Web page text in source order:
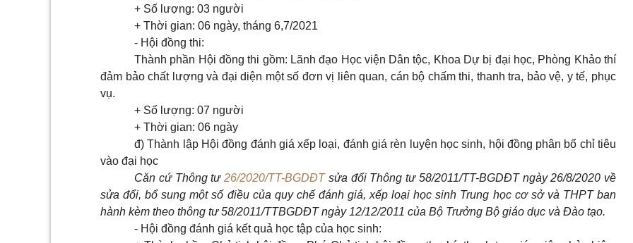
+ Số lượng: 03 người
+ Thời gian: 06 ngày, tháng 6,7/2021
- Hội đồng thi:
Thành phần Hội đồng thi gồm: Lãnh đạo Học viện Dân tộc, Khoa Dự bị đại học, Phòng Khảo thí
đảm bảo chất lượng và đại diện một số đơn vị liên quan, cán bộ chấm thi, thanh tra, bảo vệ, y tế, phục
vụ.
+ Số lượng: 07 người
+ Thời gian: 06 ngày
đ) Thành lập Hội đồng đánh giá xếp loại, đánh giá rèn luyện học sinh, hội đồng phân bổ chỉ tiêu
vào đại học
Căn cứ Thông tư 26/2020/TT-BGDĐTsửa đổi Thông tư 58/2011/TT-BGDĐT ngày 26/8/2020 về
sửa đổi, bổ sung một số điều của quy chế đánh giá, xếploại học sinh Trung học cơ sở và THPT ban
hành kèm theo thông tư 58/2011/TTBGDĐT ngày 12/12/2011 của Bộ Trưởng Bộ giáo dục và Đào tạo.
- Hội đồng đánh giá kết quả học tập của học sinh: